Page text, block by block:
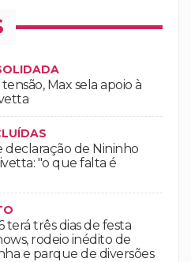
Max sela apoio à
declaração de Nininho
"o que falta é
terá três dias de festa
rodeio inédito de
e parque de diversões